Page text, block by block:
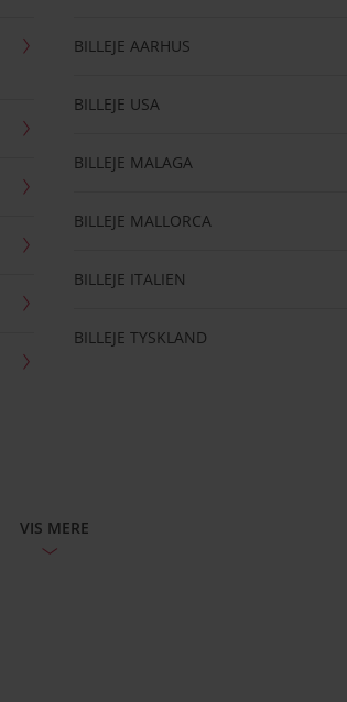
BILLEJE AARHUS
BILLEJE USA
BILLEJE MALAGA
BILLEJE MALLORCA
BILLEJE ITALIEN
BILLEJE TYSKLAND
VIS MERE